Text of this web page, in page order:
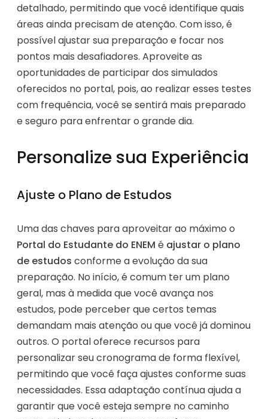
detalhado, permitindo que você identifique quais
áreas ainda precisam de atenção. Com isso, é
possível ajustar sua preparação e focar nos
pontos mais desafiadores. Aproveite as
oportunidades de participar dos simulados
oferecidos no portal, pois, ao realizar esses testes
com frequência, você se sentirá mais preparado
e seguro para enfrentar o grande dia.
Personalize sua Experiência
Ajuste o Plano de Estudos
Uma das chaves para aproveitar ao máximo o
Portal do Estudante do ENEM é ajustar o plano
de estudos conforme a evolução da sua
preparação. No início, é comum ter um plano
geral, mas à medida que você avança nos
estudos, pode perceber que certos temas
demandam mais atenção ou que você já dominou
outros. O portal oferece recursos para
personalizar seu cronograma de forma flexível,
permitindo que você faça ajustes conforme suas
necessidades. Essa adaptação contínua ajuda a
garantir que você esteja sempre no caminho